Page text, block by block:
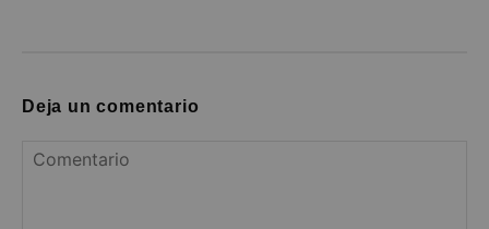
Deja un comentario